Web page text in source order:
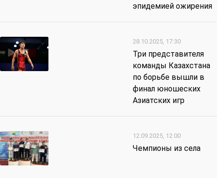
эпидемией ожирения
28.10.2025, 17:30
Три представителя
команды Казахстана
по борьбе вышли в
финал юношеских
Азиатских игр
12.09.2025, 12:00
Чемпионы из села